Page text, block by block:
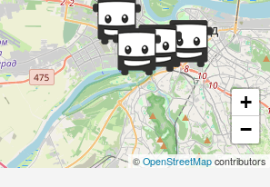
+
−
© OpenStreetMap contributors